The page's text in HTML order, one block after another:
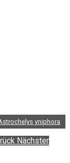
yniphora
Nächster